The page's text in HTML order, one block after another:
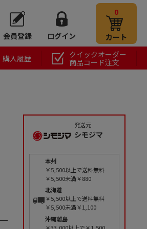
会員登録 ログイン
0
カート
購入履歴
クイックオーダー
商品コード注文
発送元
シモジマ
本州
￥5,500以上で送料無料
￥5,500未満￥880
北海道
￥5,500以上で送料無料
￥5,500未満￥1,100
沖縄離島
￥33,000以上で￥1,500